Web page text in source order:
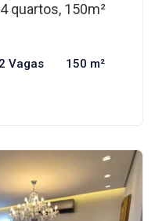
quartos, 150m²
2 Vagas 150 m²